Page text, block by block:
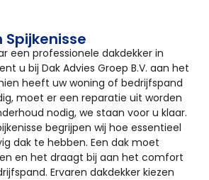
Spijkenisse
een professionele dakdekker in
u bij Dak Advies Groep B.V. aan het
heeft uw woning of bedrijfspand
moet er een reparatie uit worden
nodig, we staan voor u klaar.
begrijpen wij hoe essentieel
dak te hebben. Een dak moet
en het draagt bij aan het comfort
Ervaren dakdekker kiezen